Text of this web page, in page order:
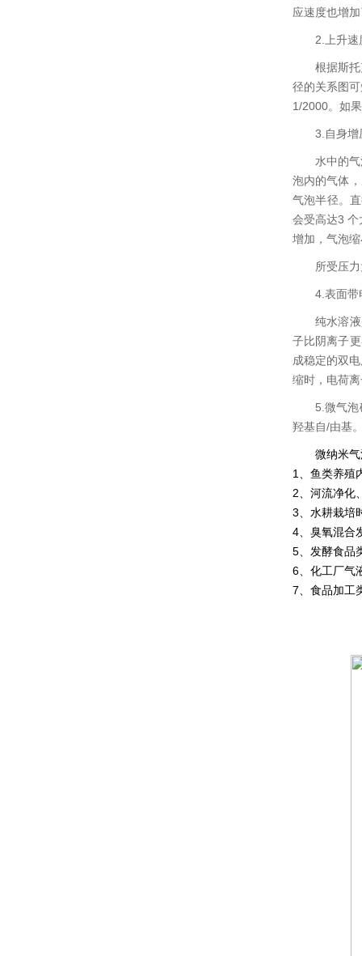
应速度也增
2.上升速
根据斯
径的关系图
1/2000。如
3.自身增
水中的
泡内的气体
气泡半径。
会受高达3
增加，气泡
所受压
4.表面带
纯水溶
子比阴离子
成稳定的双
缩时，电荷
5. 微气泡
羟基自/由基
微纳米
1、鱼类养殖
2、河流净化
3、水耕栽培
4、臭氧混合
5、发酵食品
6、化工厂气
7、食品加工